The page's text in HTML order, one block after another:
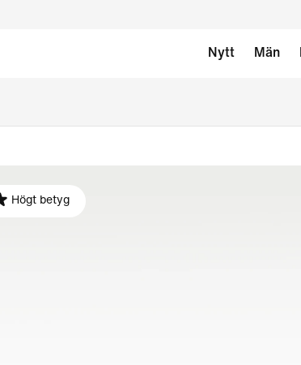
Nytt Män
Högt betyg